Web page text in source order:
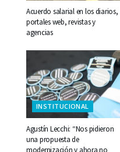
Acuerdo salarial en los diarios,
portales web, revistas y
agencias
INSTITUCIONAL
Agustín Lecchi: “Nos pidieron
una propuesta de